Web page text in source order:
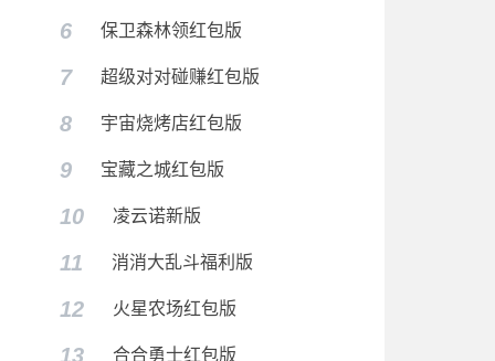
6 保卫森林领红包版
7 超级对对碰赚红包版
8 宇宙烧烤店红包版
9 宝藏之城红包版
10 凌云诺新版
11 消消大乱斗福利版
12 火星农场红包版
13 合合勇士红包版